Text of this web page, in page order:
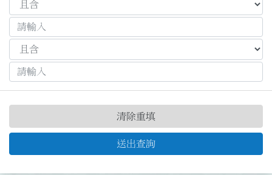
送出查詢
清除重填